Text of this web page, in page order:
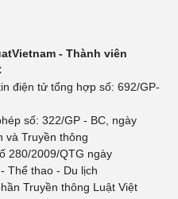
- Thành viên
điện tử tổng hợp số: 692/GP-
số: 322/GP - BC, ngày
và Truyền thông
280/2009/QTG ngày
Thể thao - Du lịch
Truyền thông Luật Việt